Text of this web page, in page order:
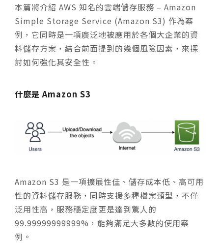
本篇將介紹 AWS 知名的雲端儲存服務 – Amazon
Simple Storage Service (Amazon S3) 作為案
例，它同時是一項廣泛地被應用於各個大企業的資
料儲存方案，結合前面提到的幾個風險因素，來探
討如何強化其安全性。
什麼是 Amazon S3
Amazon S3 是一項擴展性佳、儲存成本低、高可用
性的資料儲存服務，同時支援多種檔案類型，不僅
泛用性高，服務穩定度更是達到驚人的
99.99999999999%，能夠滿足大多數的使用案
例。